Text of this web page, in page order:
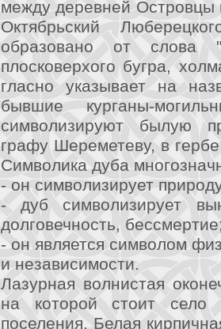
между деревней Островцы
Октябрьский
образовано от слова
плосковерхого бугра,
гласно указывает на
бывшие курганы-
символизируют былую
графу Шереметеву, в
Символика дуба
- он символизирует
- дуб символизирует
долговечность,
- он является символом
и независимости.
Лазурная волнистая
на которой стоит
поселения. Белая